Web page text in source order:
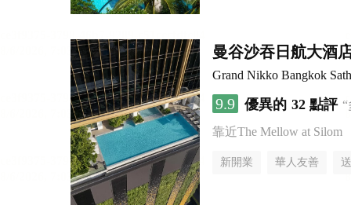
曼谷沙吞日航大酒
Grand Nikko Bangkok
9.9 優異的 32 點評
靠近The Mellow at Silom
新開業 華人友善